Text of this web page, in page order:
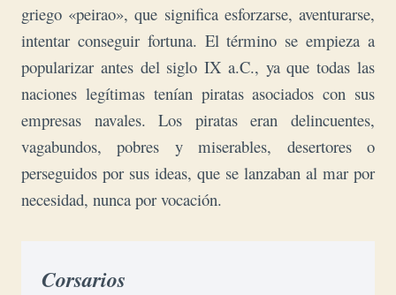
griego «peirao», que significa esforzarse, aventurarse,
intentar conseguir fortuna. El término se empieza a
popularizar antes del siglo IX a.C., ya que todas las
naciones legítimas tenían piratas asociados con sus
empresas navales.Los piratas eran delincuentes,
vagabundos, pobres y miserables, desertores o
perseguidos por sus ideas, que se lanzaban al mar por
necesidad, nunca por vocación.
Corsarios